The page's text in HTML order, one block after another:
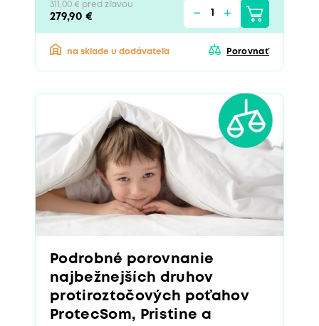
311,00 € pred zľavou
279,90 €
na sklade u dodávateľa Porovnať
Podrobné porovnanie
najbežnejších druhov
protiroztočových poťahov
ProtecSom, Pristine a